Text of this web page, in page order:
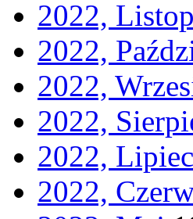
2022,
2022,
2022,
2022,
2022, Lipiec
2022,